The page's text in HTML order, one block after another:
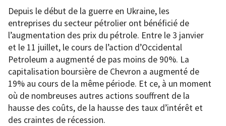
Depuis le début de la guerre en Ukraine, les
entreprises du secteur pétrolier ont bénéficié de
l’augmentation des prix du pétrole. Entre le 3 janvier
et le 11 juillet, le cours de l’action d’Occidental
Petroleum a augmenté de pas moins de 90%. La
capitalisation boursière de Chevron a augmenté de
19% au cours de la même période. Et ce, à un moment
où de nombreuses autres actions souffrent de la
hausse des coûts, de la hausse des taux d’intérêt et
des craintes de récession.